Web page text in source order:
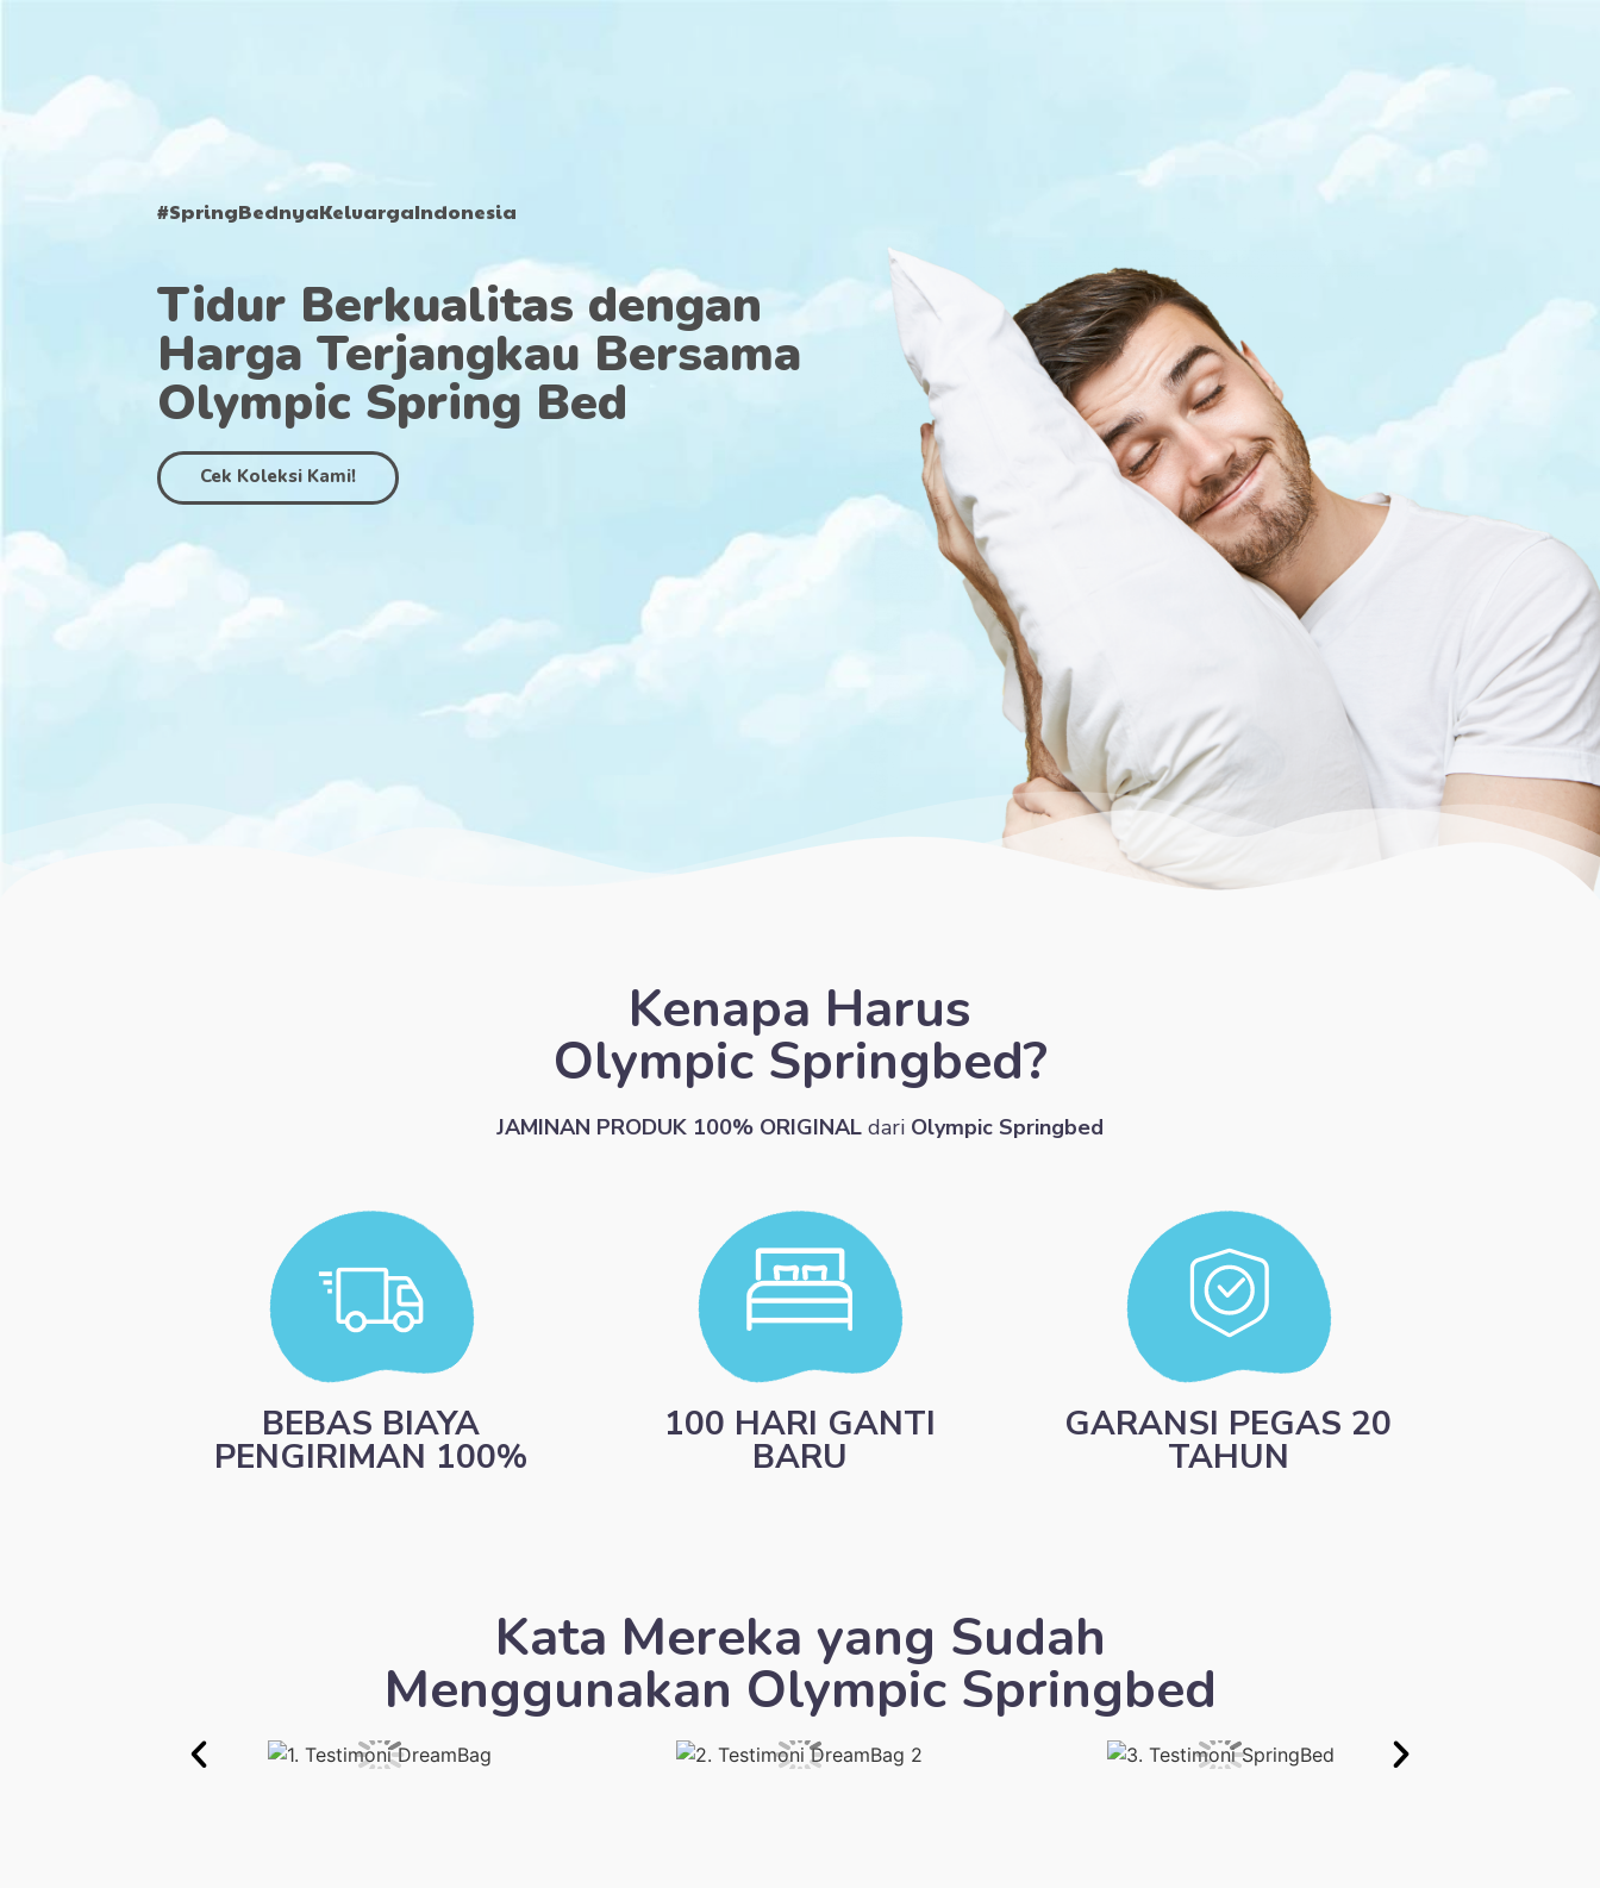
#SpringBednyaKeluargaIndonesia
Tidur Berkualitas dengan
Harga Terjangkau Bersama
Olympic Spring Bed
Cek Koleksi Kami!
Kenapa Harus
Olympic Springbed?
JAMINAN PRODUK 100% ORIGINAL dari Olympic Springbed
BEBAS BIAYA
PENGIRIMAN 100%
100 HARI GANTI
BARU
GARANSI PEGAS 20
TAHUN
Kata Mereka yang Sudah
Menggunakan Olympic Springbed